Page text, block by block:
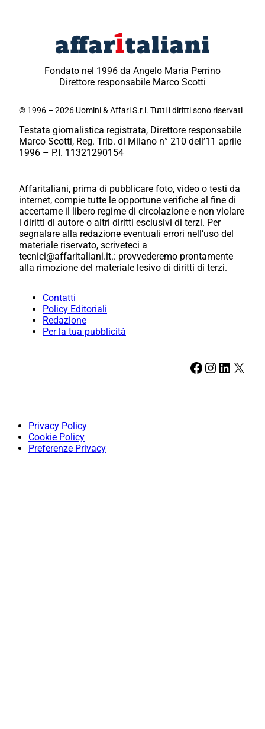
Fondato nel 1996 da Angelo Maria Perrino
Direttore responsabile Marco Scotti
© 1996 – 2026 Uomini & Affari S.r.l. Tutti i diritti sono riservati
Testata giornalistica registrata, Direttore responsabile
Marco Scotti, Reg. Trib. di Milano n° 210 dell’11 aprile
1996 – P.I. 11321290154
Affaritaliani, prima di pubblicare foto, video o testi da
internet, compie tutte le opportune verifiche al fine di
accertarne il libero regime di circolazione e non violare
i diritti di autore o altri diritti esclusivi di terzi. Per
segnalare alla redazione eventuali errori nell’uso del
materiale riservato, scriveteci a
tecnici@affaritaliani.it.: provvederemo prontamente
alla rimozione del materiale lesivo di diritti di terzi.
Contatti
Policy Editoriali
Redazione
Per la tua pubblicità
Facebook Instagram LinkedIn X
Privacy Policy
Cookie Policy
Preferenze Privacy